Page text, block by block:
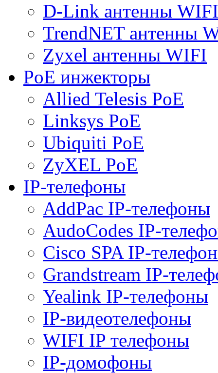
D-Link антенны WIFI
TrendNET антенны
Zyxel антенны WIFI
PoE инжекторы
Allied Telesis PoE
Linksys PoE
Ubiquiti PoE
ZyXEL PoE
IP-телефоны
AddPac IP-телефоны
AudoCodes IP-
Cisco SPA IP-
Grandstream IP-
Yealink IP-телефоны
IP-видеотелефоны
WIFI IP телефоны
IP-домофоны